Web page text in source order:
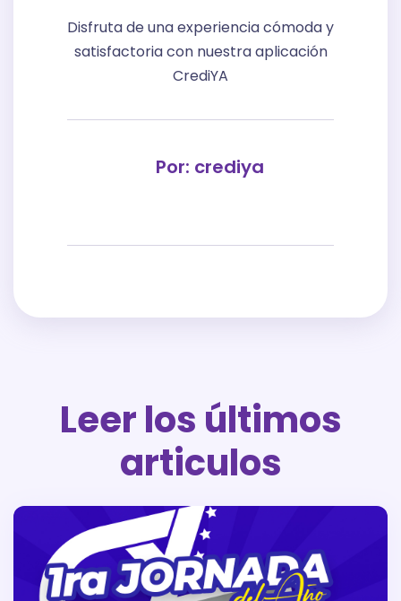
Disfruta de una experiencia cómoda y
satisfactoria con nuestra aplicación
CrediYA
Por: crediya
Leer los últimos
articulos